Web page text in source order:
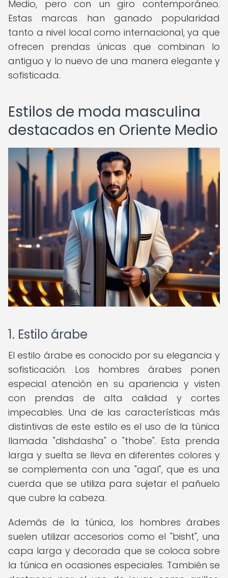
Medio, pero con un giro contemporáneo.
Estas marcas han ganado popularidad
tanto a nivel local como internacional, ya que
ofrecen prendas únicas que combinan lo
antiguo y lo nuevo de una manera elegante y
sofisticada.
Estilos de moda masculina
destacados en Oriente Medio
1. Estilo árabe
El estilo árabe es conocido por su elegancia y
sofisticación. Los hombres árabes ponen
especial atención en su apariencia y visten
con prendas de alta calidad y cortes
impecables. Una de las características más
distintivas de este estilo es el uso de la túnica
llamada "dishdasha" o "thobe". Esta prenda
larga y suelta se lleva en diferentes colores y
se complementa con una "agal", que es una
cuerda que se utiliza para sujetar el pañuelo
que cubre la cabeza.
Además de la túnica, los hombres árabes
suelen utilizar accesorios como el "bisht", una
capa larga y decorada que se coloca sobre
la túnica en ocasiones especiales. También se